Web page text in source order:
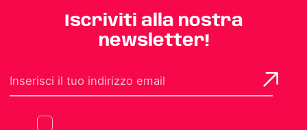
Iscriviti alla nostra
newsletter!